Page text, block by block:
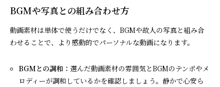
BGMや写真との組み合わせ方
動画素材は単体で使うだけでなく、BGMや故人の写真と組み合
わせることで、より感動的でパーソナルな動画になります。
BGMとの調和：選んだ動画素材の雰囲気とBGMのテンポやメ
ロディーが調和しているかを確認しましょう。静かで心安ら